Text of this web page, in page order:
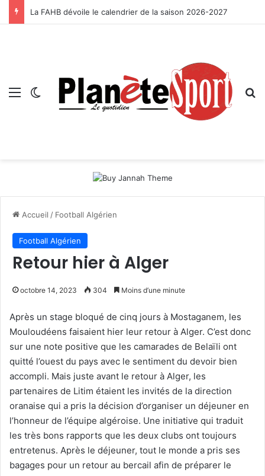
La FAHB dévoile le calendrier de la saison 2026-2027
Menu Switch skin
Accueil / Football Algérien
Football Algérien
Retour hier à Alger
octobre 14, 2023 304 Moins d’une minute
Après un stage bloqué de cinq jours à Mostaganem, les
Mouloudéens faisaient hier leur retour à Alger. C’est donc
sur une note positive que les camarades de Belaïli ont
quitté l’ouest du pays avec le sentiment du devoir bien
accompli. Mais juste avant le retour à Alger, les
partenaires de Litim étaient les invités de la direction
oranaise qui a pris la décision d’organiser un déjeuner en
l’honneur de l’équipe algéroise. Une initiative qui traduit
les très bons rapports que les deux clubs ont toujours
entretenus. Après le déjeuner, tout le monde a pris ses
bagages pour un retour au bercail afin de préparer le